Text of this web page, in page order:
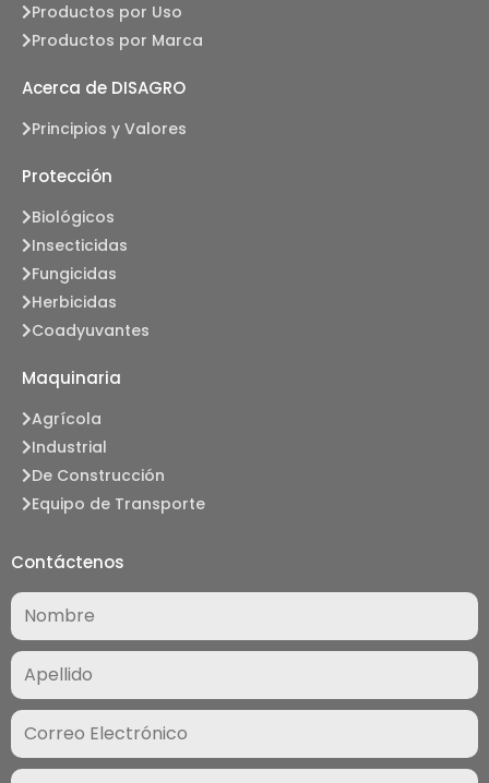
Productos por Uso
Productos por Marca
Acerca de DISAGRO
Principios y Valores
Protección
Biológicos
Insecticidas
Fungicidas
Herbicidas
Coadyuvantes
Maquinaria
Agrícola
Industrial
De Construcción
Equipo de Transporte
Contáctenos
Nombre
(Required)
Correo
Electrónico
(Required)
Interesado